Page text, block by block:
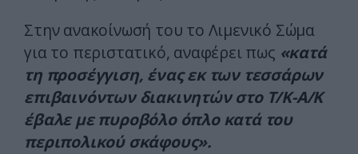
Στην ανακοίνωσή του το Λιμενικό Σώμα
για το περιστατικό, αναφέρει πως «κατά
τη προσέγγιση, ένας εκ των τεσσάρων
επιβαινόντων διακινητών στο Τ/Κ-Α/Κ
έβαλε με πυροβόλο όπλο κατά του
περιπολικού σκάφους».